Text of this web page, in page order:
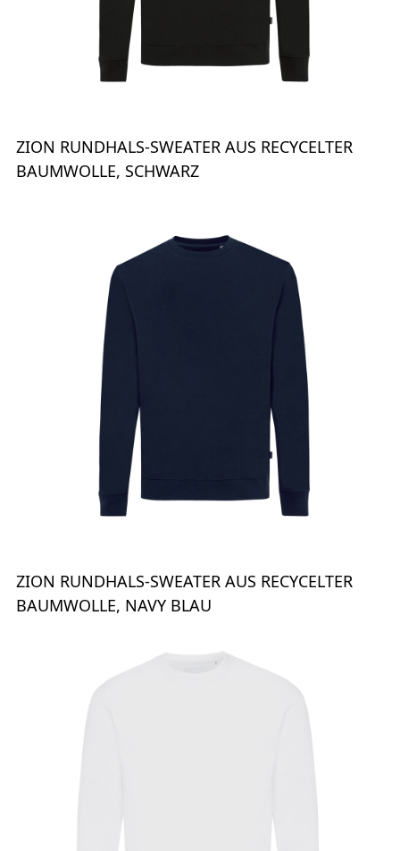
ZION RUNDHALS-SWEATER AUS RECYCELTER
BAUMWOLLE, SCHWARZ
ZION RUNDHALS-SWEATER AUS RECYCELTER
BAUMWOLLE, NAVY BLAU